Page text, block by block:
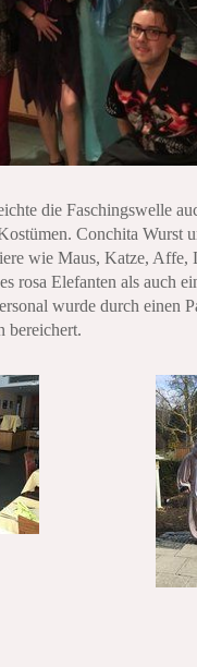
die Faschingswelle
Conchita Wurst
wie Maus, Katze, Affe,
rosa Elefanten als auch
wurde durch einen
bereichert.